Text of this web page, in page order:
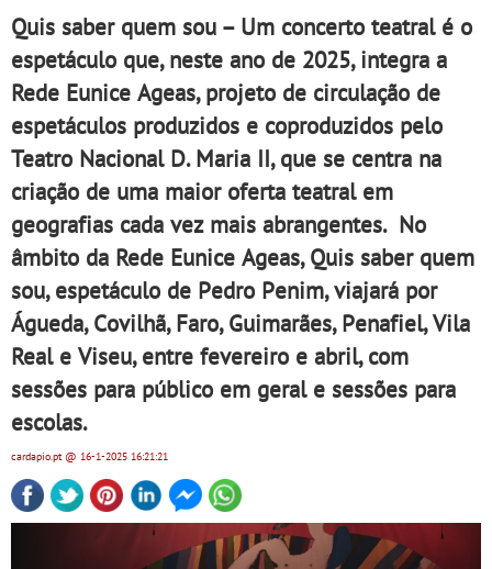
Quis saber quem sou – Um concerto teatral é o
espetáculo que, neste ano de 2025, integra a
Rede Eunice Ageas, projeto de circulação de
espetáculos produzidos e coproduzidos pelo
Teatro Nacional D. Maria II, que se centra na
criação de uma maior oferta teatral em
geografias cada vez mais abrangentes. No
âmbito da Rede Eunice Ageas, Quis saber quem
sou, espetáculo de Pedro Penim, viajará por
Águeda, Covilhã, Faro, Guimarães, Penafiel, Vila
Real e Viseu, entre fevereiro e abril, com
sessões para público em geral e sessões para
escolas.
cardapio.pt@ 16-1-2025 16:21:21